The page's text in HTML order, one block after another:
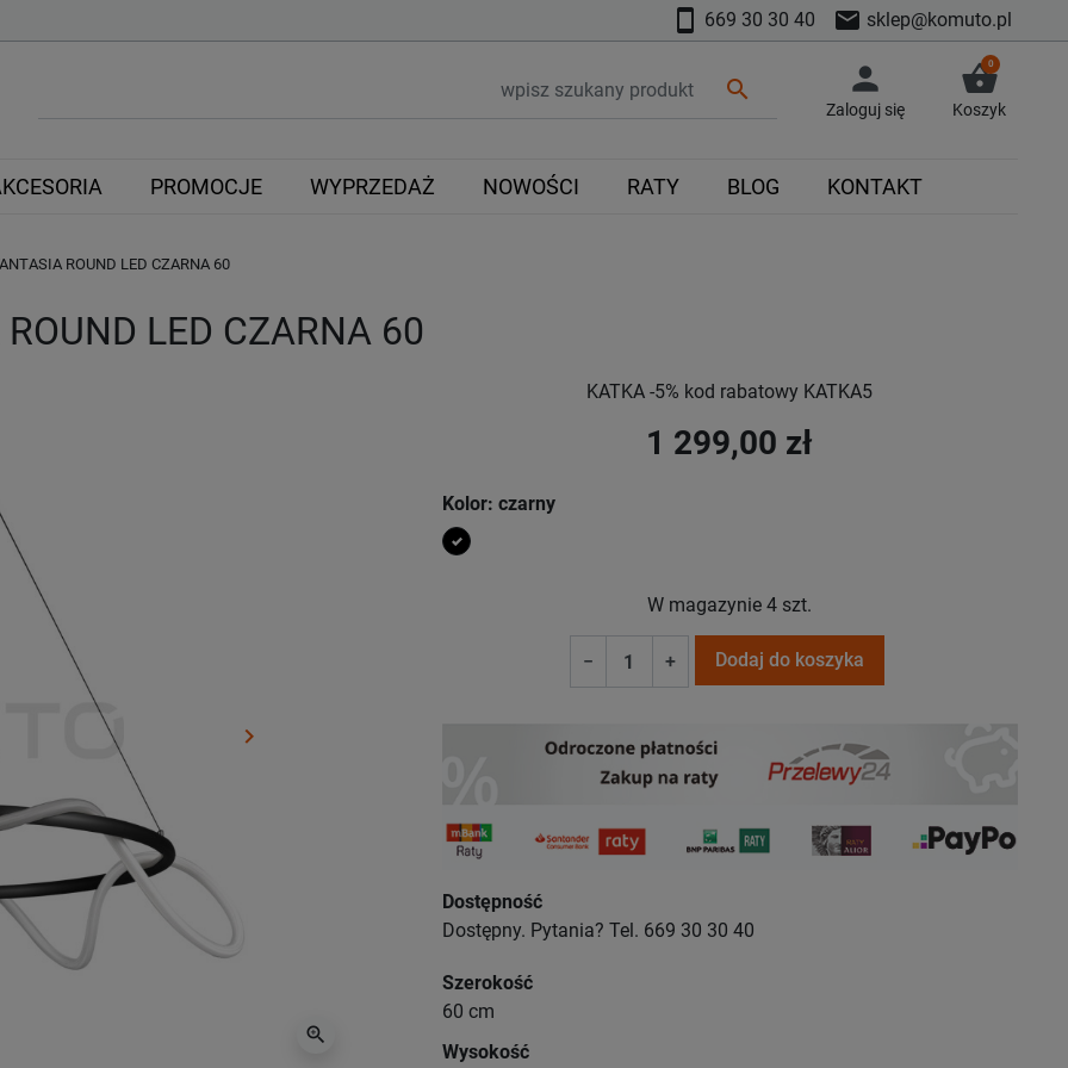
smartphone 669 30 30 40 mail sklep@komuto.pl
search person
Zaloguj się
shopping_basket
0
Koszyk
PROMOCJE WYPRZEDAŻ NOWOŚCI RATY BLOG KONTAKT
ROUND LED CZARNA 60
LED CZARNA 60
Następny
keyboard_arrow_right
zoom_in
KATKA -5% kod rabatowy KATKA5
1 299,00 zł
Kolor: czarny
czarny
W magazynie 4 szt.
− + Dodaj do koszyka
Dostępność
Dostępny. Pytania? Tel. 669 30 30 40
Szerokość
60 cm
Wysokość